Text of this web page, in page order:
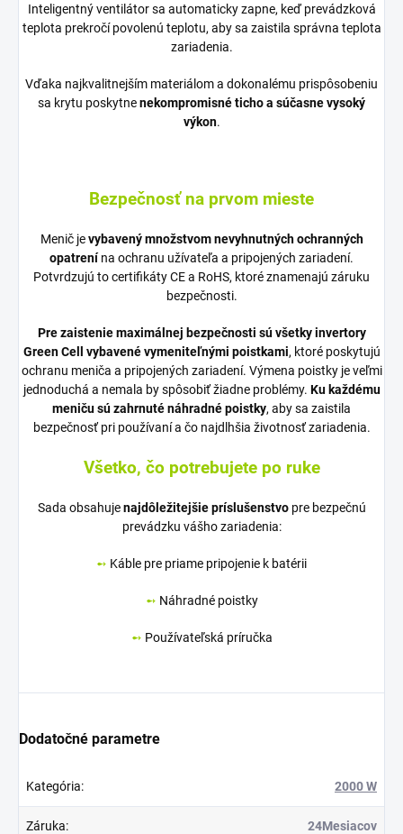
Inteligentný ventilátor sa automaticky zapne, keď prevádzková
teplota prekročí povolenú teplotu, aby sa zaistila správna teplota
zariadenia.
Vďaka najkvalitnejším materiálom a dokonalému prispôsobeniu
sa krytu poskytnenekompromisné ticho a súčasne vysoký
výkon.
Bezpečnosť na prvom mieste
Menič jevybavený množstvom nevyhnutných ochranných
opatrenína ochranu užívateľa a pripojených zariadení.
Potvrdzujú to certifikáty CE a RoHS, ktoré znamenajú záruku
bezpečnosti.
Pre zaistenie maximálnej bezpečnosti sú všetky invertory
Green Cell vybavené vymeniteľnými poistkami, ktoré poskytujú
ochranu meniča a pripojených zariadení. Výmena poistky je veľmi
jednoduchá a nemala by spôsobiť žiadne problémy. Ku každému
meniču sú zahrnuté náhradné poistky, aby sa zaistila
bezpečnosť pri používaní a čo najdlhšia životnosť zariadenia.
Všetko, čo potrebujete po ruke
Sada obsahujenajdôležitejšie príslušenstvopre bezpečnú
prevádzku vášho zariadenia:
➻ Káble pre priame pripojenie k batérii
➻ Náhradné poistky
➻ Používateľská príručka
Dodatočné parametre
Kategória: 2000 W
Záruka: 24Mesiacov